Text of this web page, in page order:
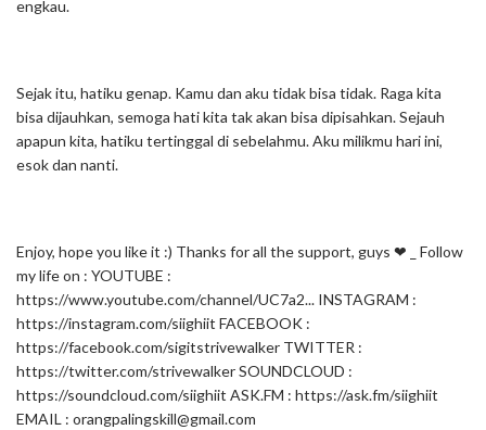
engkau.
Sejak itu, hatiku genap. Kamu dan aku tidak bisa tidak. Raga kita
bisa dijauhkan, semoga hati kita tak akan bisa dipisahkan. Sejauh
apapun kita, hatiku tertinggal di sebelahmu. Aku milikmu hari ini,
esok dan nanti.
Enjoy, hope you like it :) Thanks for all the support, guys ❤ _ Follow
my life on : YOUTUBE :
https://www.youtube.com/channel/UC7a2... INSTAGRAM :
https://instagram.com/siighiit FACEBOOK :
https://facebook.com/sigitstrivewalker TWITTER :
https://twitter.com/strivewalker SOUNDCLOUD :
https://soundcloud.com/siighiit ASK.FM : https://ask.fm/siighiit
EMAIL : orangpalingskill@gmail.com